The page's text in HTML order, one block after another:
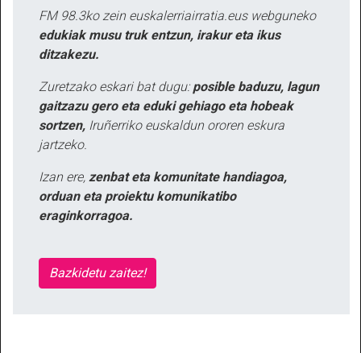
FM 98.3ko zein euskalerriairratia.eus webguneko
edukiak musu truk entzun, irakur eta ikus
ditzakezu.
Zuretzako eskari bat dugu: posible baduzu, lagun
gaitzazu gero eta eduki gehiago eta hobeak
sortzen, Iruñerriko euskaldun ororen eskura
jartzeko.
Izan ere, zenbat eta komunitate handiagoa,
orduan eta proiektu komunikatibo
eraginkorragoa.
Bazkidetu zaitez!